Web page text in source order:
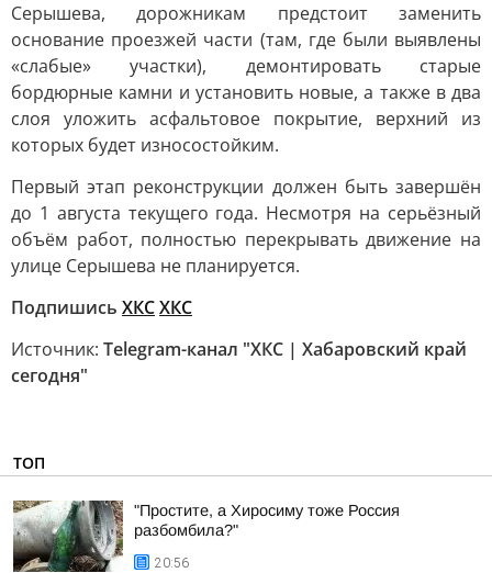
Серышева, дорожникам предстоит заменить
основание проезжей части (там, где были выявлены
«слабые» участки), демонтировать старые
бордюрные камни и установить новые, а также в два
слоя уложить асфальтовое покрытие, верхний из
которых будет износостойким.
Первый этап реконструкции должен быть завершён
до 1 августа текущего года. Несмотря на серьёзный
объём работ, полностью перекрывать движение на
улице Серышева не планируется.
Подпишись ХКСХКС
Источник: Telegram-канал "ХКС | Хабаровский край
сегодня"
ТОП
"Простите, а Хиросиму тоже Россия
разбомбила?"
20:56